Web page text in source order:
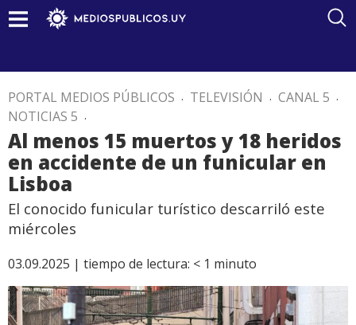
PORTAL MEDIOS PÚBLICOS . TELEVISIÓN . CANAL 5 .
NOTICIAS 5 .
Al menos 15 muertos y 18 heridos
en accidente de un funicular en
Lisboa
El conocido funicular turístico descarriló este
miércoles
03.09.2025 | tiempo de lectura: < 1 minuto